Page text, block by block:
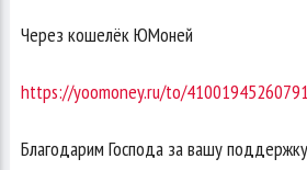
Через кошелёк ЮМоней
https://yoomoney.ru/to/41001945260791
Благодарим Господа за вашу